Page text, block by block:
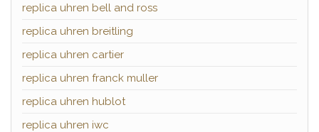
replica uhren bell and ross
replica uhren breitling
replica uhren cartier
replica uhren franck muller
replica uhren hublot
replica uhren iwc